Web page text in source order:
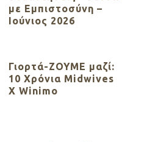
με Εμπιστοσύνη –
Ιούνιος 2026
Γιορτά-ΖΟΥΜΕ μαζί:
10 Χρόνια Midwives
X Winimo